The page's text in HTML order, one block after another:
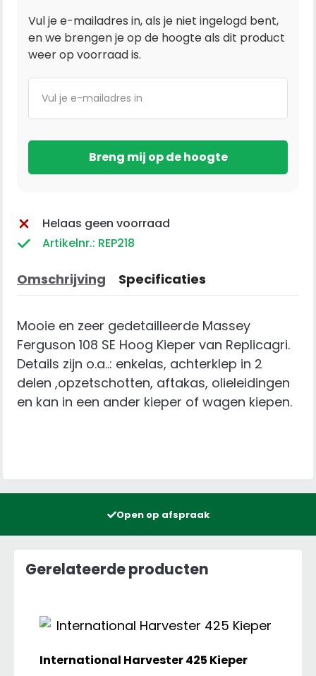
Vul je e-mailadres in, als je niet ingelogd bent,
en we brengen je op de hoogte als dit product
weer op voorraad is.
Helaas geen voorraad
Artikelnr.: REP218
Omschrijving Specificaties
Mooie en zeer gedetailleerde Massey
Ferguson 108 SE Hoog Kieper van Replicagri.
Details zijn o.a..: enkelas, achterklep in 2
delen ,opzetschotten, aftakas, olieleidingen
en kan in een ander kieper of wagen kiepen.
Open op afspraak
Gerelateerde producten
International Harvester 425 Kieper